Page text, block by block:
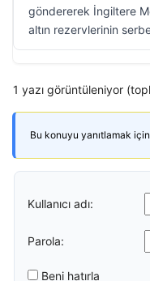
göndererek İngiltere
altın rezervlerinin
1 yazı görüntüleniyor
Bu konuyu yanıtlamak için
Kullanıcı adı:
Parola:
Beni hatırla